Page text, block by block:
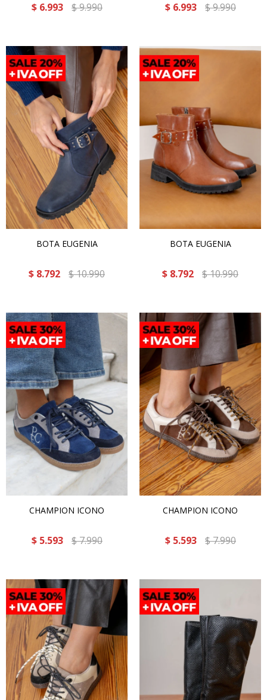
$ 6.993 $9.990 $ 6.993 $9.990
BOTA EUGENIA
$ 8.792 $10.990
BOTA EUGENIA
$ 8.792 $10.990
CHAMPION ICONO
$ 5.593 $7.990
CHAMPION ICONO
$ 5.593 $7.990